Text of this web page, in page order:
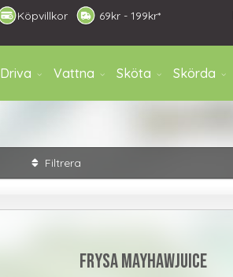
69kr - 199kr*
Köpvillkor
Driva Vattna Sköta Skörda
Filtrera
Frysa mayhawjuice